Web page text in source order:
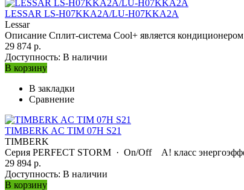
LESSAR LS-H07KKA2A/LU-H07KKA2A
Lessar
Описание Сплит-система Cool+ является
29 874 р.
Доступность: В наличии
В корзину
В закладки
Сравнение
TIMBERK AC TIM 07H S21
TIMBERK
Серия PERFECT STORM · On/Off А! класс
29 894 р.
Доступность: В наличии
В корзину